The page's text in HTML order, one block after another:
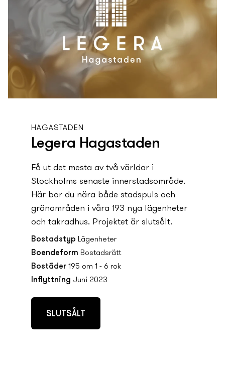
HAGASTADEN
Legera Hagastaden
Få ut det mesta av två världar i
Stockholms senaste innerstadsområde.
Här bor du nära både stadspuls och
grönområden i våra 193 ny­a lägenheter
och takradhus. Projektet är slutsålt.
Bostadstyp Lägenheter
Boendeform Bostadsrätt
Bostäder 195 om 1 - 6 rok
Inflyttning Juni 2023
SLUTSÅLT